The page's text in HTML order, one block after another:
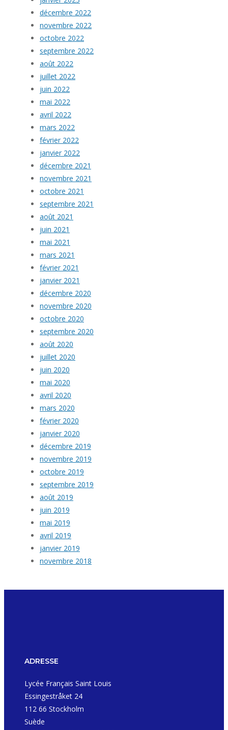
décembre 2022
novembre 2022
octobre 2022
septembre 2022
août 2022
juillet 2022
juin 2022
mai 2022
avril 2022
mars 2022
février 2022
janvier 2022
décembre 2021
novembre 2021
octobre 2021
septembre 2021
août 2021
juin 2021
mai 2021
mars 2021
février 2021
janvier 2021
décembre 2020
novembre 2020
octobre 2020
septembre 2020
août 2020
juillet 2020
juin 2020
mai 2020
avril 2020
mars 2020
février 2020
janvier 2020
décembre 2019
novembre 2019
octobre 2019
septembre 2019
août 2019
juin 2019
mai 2019
avril 2019
janvier 2019
novembre 2018
ADRESSE
Lycée Français Saint Louis
Essingestråket 24
112 66 Stockholm
Suède